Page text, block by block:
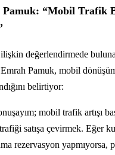
“Mobil Trafik
değerlendirmede
Pamuk, mobil
belirtiyor:
mobil trafik artışı
satışa çevirmek. Eğer
rezervasyon yapmıyorsa,